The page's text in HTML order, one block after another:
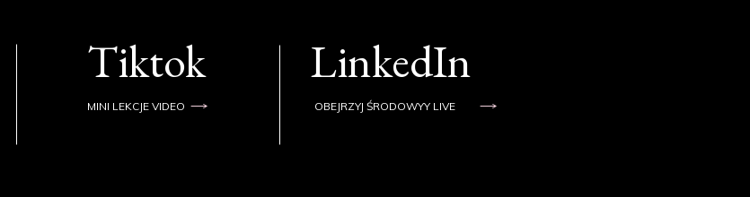
Tiktok LinkedIn
MINI LEKCJE VIDEO OBEJRZYJ ŚRODOWYY LIVE